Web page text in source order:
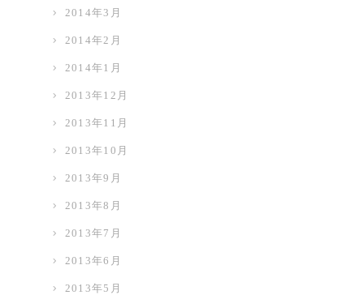
2014年3月
2014年2月
2014年1月
2013年12月
2013年11月
2013年10月
2013年9月
2013年8月
2013年7月
2013年6月
2013年5月